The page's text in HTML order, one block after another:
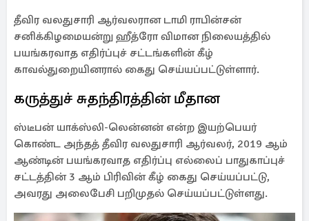
தீவிர வலதுசாரி ஆர்வலரான டாமி ராபின்சன்
சனிக்கிழமையன்று ஹீத்ரோ விமான நிலையத்தில்
பயங்கரவாத எதிர்ப்புச் சட்டங்களின் கீழ்
காவல்துறையினரால் கைது செய்யப்பட்டுள்ளார்.
கருத்துச் சுதந்திரத்தின் மீதான
ஸ்டீபன் யாக்ஸ்லி-லென்னன் என்ற இயற்பெயர்
கொண்ட அந்தத் தீவிர வலதுசாரி ஆர்வலர், 2019 ஆம்
ஆண்டின் பயங்கரவாத எதிர்ப்பு எல்லைப் பாதுகாப்புச்
சட்டத்தின் 3 ஆம் பிரிவின் கீழ் கைது செய்யப்பட்டு,
அவரது அலைபேசி பறிமுதல் செய்யப்பட்டுள்ளது.